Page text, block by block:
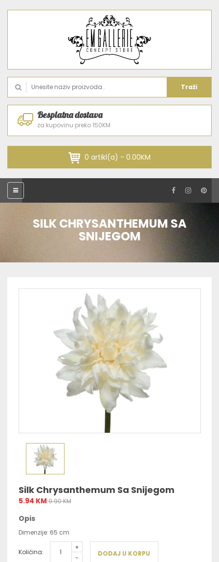
Traži
Besplatna dostava
za kupovinu preko 150KM
0 artikl(a) - 0.00KM
SILK CHRYSANTHEMUM SA
SNIJEGOM
Silk Chrysanthemum Sa Snijegom
5.94 KM 9.90 KM
Opis
Dimenzije: 65 cm
Količina:
+
-
DODAJ U KORPU